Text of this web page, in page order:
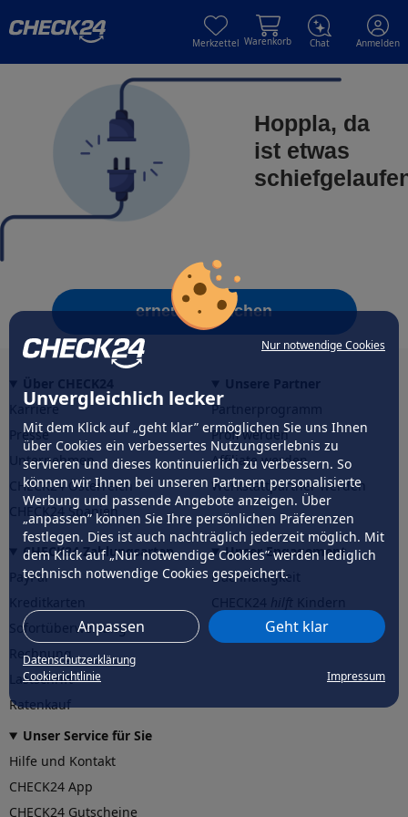
Nur notwendige Cookies
Unvergleichlich lecker
Mit dem Klick auf „geht klar” ermöglichen Sie uns Ihnen
über Cookies ein verbessertes Nutzungserlebnis zu
servieren und dieses kontinuierlich zu verbessern. So
können wir Ihnen bei unseren Partnern personalisierte
Werbung und passende Angebote anzeigen. Über
„anpassen” können Sie Ihre persönlichen Präferenzen
festlegen. Dies ist auch nachträglich jederzeit möglich. Mit
dem Klick auf „Nur notwendige Cookies” werden lediglich
technisch notwendige Cookies gespeichert.
Anpassen Geht klar
Datenschutzerklärung
Cookierichtlinie
Impressum
Merkzettel Warenkorb Chat Anmelden
Hoppla, da
ist etwas
erneut versuchen
Karriere
Presse
Unternehmen
CHECK24 Österreich
CHECK24 Spanien
Partnerprogramm
Profi werden
Affiliate werden
Werkstattpartner werden
CHECK24 Zahlungsarten
PayPal
Sofortüberweisung
Rechnung
Lastschrift
Ratenkauf
Unser Engagement
Nachhaltigkeit
CHECK24hilftder Natur
Unser Service für Sie
Hilfe und Kontakt
CHECK24 App
CHECK24 Gutscheine